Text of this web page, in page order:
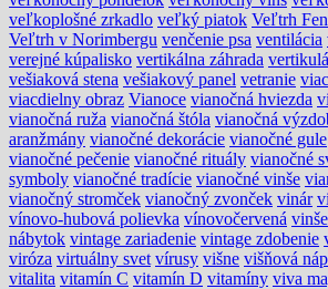
veľkoplošné zrkadlo veľký piatok Veľtrh
Veľtrh v Norimbergu venčenie psa ventilácia
verejné kúpalisko vertikálna záhrada
vešiaková stena vešiakový panel vetranie
viacdielny obraz Vianoce vianočná hviezda
vianočná ruža vianočná štóla vianočná
aranžmány vianočné dekorácie vianočné gule
vianočné pečenie vianočné rituály vianočné
symboly vianočné tradície vianočné vinše
vianočný stromček vianočný zvonček vinár
vínovo-hubová polievka vínovočervená vinše
nábytok vintage zariadenie vintage zdobenie
viróza virtuálny svet vírusy višne višňová
vitalita vitamín C vitamín D vitamíny viva